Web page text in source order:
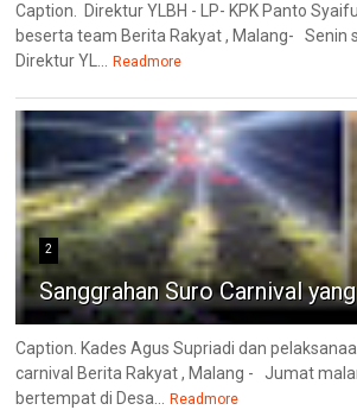
Caption. Direktur YLBH - LP- KPK Panto
beserta team Berita Rakyat , Malang- Senin
Direktur YL...
Readmore
2
Sanggrahan Suro Carnival
Caption. Kades Agus Supriadi dan
carnival Berita Rakyat , Malang - Jumat
bertempat di Desa...
Readmore